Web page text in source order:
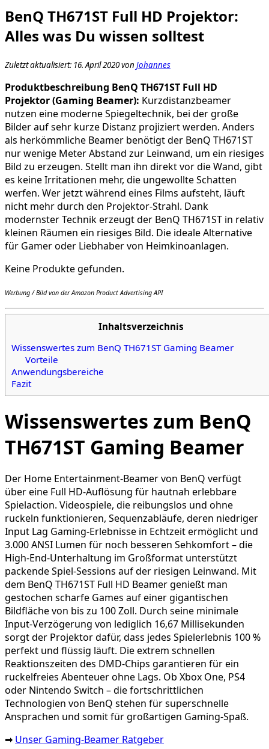
BenQ TH671ST Full HD Projektor:
Alles was Du wissen solltest
Zuletzt aktualisiert: 16. April 2020 von Johannes
Produktbeschreibung BenQ TH671ST Full HD
Projektor (Gaming Beamer): Kurzdistanzbeamer
nutzen eine moderne Spiegeltechnik, bei der große
Bilder auf sehr kurze Distanz projiziert werden. Anders
als herkömmliche Beamer benötigt der BenQ TH671ST
nur wenige Meter Abstand zur Leinwand, um ein riesiges
Bild zu erzeugen. Stellt man ihn direkt vor die Wand, gibt
es keine Irritationen mehr, die ungewollte Schatten
werfen. Wer jetzt während eines Films aufsteht, läuft
nicht mehr durch den Projektor-Strahl. Dank
modernster Technik erzeugt der BenQ TH671ST in relativ
kleinen Räumen ein riesiges Bild. Die ideale Alternative
für Gamer oder Liebhaber von Heimkinoanlagen.
Keine Produkte gefunden.
Werbung / Bild von der Amazon Product Advertising API
Inhaltsverzeichnis
Wissenswertes zum BenQ TH671ST Gaming Beamer
Vorteile
Anwendungsbereiche
Fazit
Wissenswertes zum BenQ
TH671ST Gaming Beamer
Der Home Entertainment-Beamer von BenQ verfügt
über eine Full HD-Auflösung für hautnah erlebbare
Spielaction. Videospiele, die reibungslos und ohne
ruckeln funktionieren, Sequenzabläufe, deren niedriger
Input Lag Gaming-Erlebnisse in Echtzeit ermöglicht und
3.000 ANSI Lumen für noch besseren Sehkomfort – die
High-End-Unterhaltung im Großformat unterstützt
packende Spiel-Sessions auf der riesigen Leinwand. Mit
dem BenQ TH671ST Full HD Beamer genießt man
gestochen scharfe Games auf einer gigantischen
Bildfläche von bis zu 100 Zoll. Durch seine minimale
Input-Verzögerung von lediglich 16,67 Millisekunden
sorgt der Projektor dafür, dass jedes Spielerlebnis 100 %
perfekt und flüssig läuft. Die extrem schnellen
Reaktionszeiten des DMD-Chips garantieren für ein
ruckelfreies Abenteuer ohne Lags. Ob Xbox One, PS4
oder Nintendo Switch – die fortschrittlichen
Technologien von BenQ stehen für superschnelle
Ansprachen und somit für großartigen Gaming-Spaß.
➡ Unser Gaming-Beamer Ratgeber